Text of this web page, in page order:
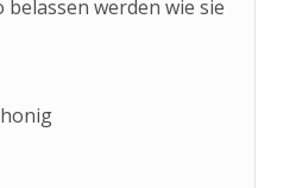
belassen werden wie sie